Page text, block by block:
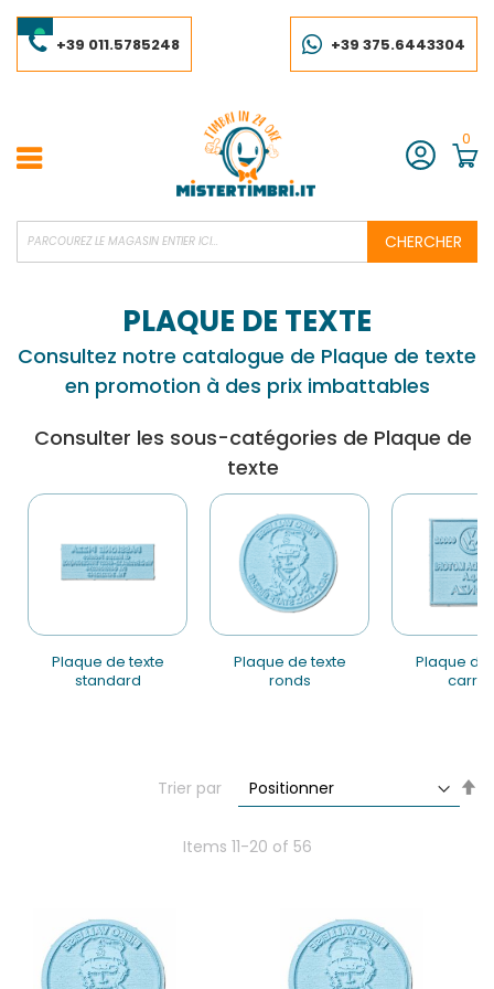
to
Content+39 011.5785248 +39 375.6443304
Compte
0
CHERCHER
PLAQUE DE TEXTE
Consultez notre catalogue de Plaque de texte
en promotion à des prix imbattables
Consulter les sous-catégories de Plaque de
texte
plaque de texte
standard
plaque de texte
ronds
plaque de texte
carrés
Items 11-20 of 56
Trier par